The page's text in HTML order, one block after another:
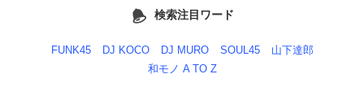
検索注目ワード
FUNK45 DJ KOCO DJ MURO SOUL45
山下達郎
和モノ A TO Z